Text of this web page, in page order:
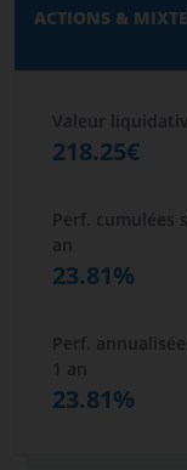
ACTIONS &
Valeur
218.25€
Perf. cumulées
an
23.81%
Perf.
1 an
23.81%